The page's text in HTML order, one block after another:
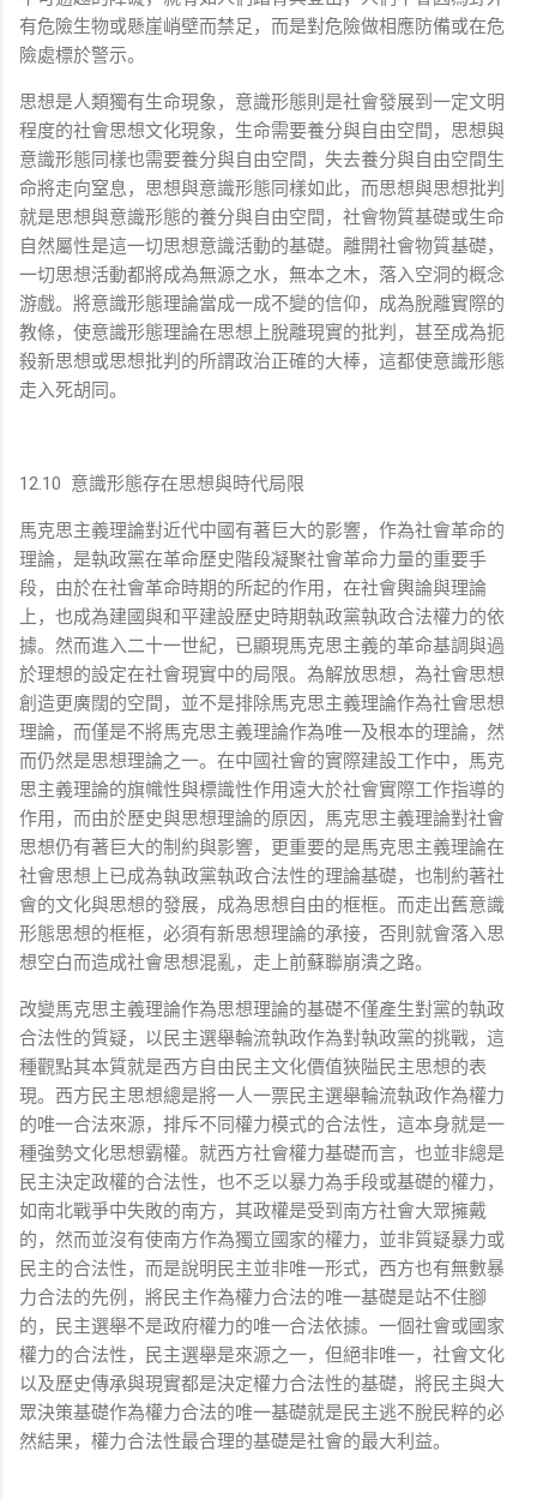
有危險生物或懸崖峭壁而禁足，而是對危險做相應防備或在危
險處標於警示。
思想是人類獨有生命現象，意識形態則是社會發展到一定文明
程度的社會思想文化現象，生命需要養分與自由空間，思想與
意識形態同樣也需要養分與自由空間，失去養分與自由空間生
命將走向窒息，思想與意識形態同樣如此，而思想與思想批判
就是思想與意識形態的養分與自由空間，社會物質基礎或生命
自然屬性是這一切思想意識活動的基礎。離開社會物質基礎，
一切思想活動都將成為無源之水，無本之木，落入空洞的概念
游戲。將意識形態理論當成一成不變的信仰，成為脫離實際的
教條，使意識形態理論在思想上脫離現實的批判，甚至成為扼
殺新思想或思想批判的所謂政治正確的大棒，這都使意識形態
走入死胡同。
12.10 意識形態存在思想與時代局限
馬克思主義理論對近代中國有著巨大的影響，作為社會革命的
理論，是執政黨在革命歷史階段凝聚社會革命力量的重要手
段，由於在社會革命時期的所起的作用，在社會輿論與理論
上，也成為建國與和平建設歷史時期執政黨執政合法權力的依
據。然而進入二十一世紀，已顯現馬克思主義的革命基調與過
於理想的設定在社會現實中的局限。為解放思想，為社會思想
創造更廣闊的空間，並不是排除馬克思主義理論作為社會思想
理論，而僅是不將馬克思主義理論作為唯一及根本的理論，然
而仍然是思想理論之一。在中國社會的實際建設工作中，馬克
思主義理論的旗幟性與標識性作用遠大於社會實際工作指導的
作用，而由於歷史與思想理論的原因，馬克思主義理論對社會
思想仍有著巨大的制約與影響，更重要的是馬克思主義理論在
社會思想上已成為執政黨執政合法性的理論基礎，也制約著社
會的文化與思想的發展，成為思想自由的框框。而走出舊意識
形態思想的框框，必須有新思想理論的承接，否則就會落入思
想空白而造成社會思想混亂，走上前蘇聯崩潰之路。
改變馬克思主義理論作為思想理論的基礎不僅產生對黨的執政
合法性的質疑，以民主選舉輪流執政作為對執政黨的挑戰，這
種觀點其本質就是西方自由民主文化價值狹隘民主思想的表
現。西方民主思想總是將一人一票民主選舉輪流執政作為權力
的唯一合法來源，排斥不同權力模式的合法性，這本身就是一
種強勢文化思想霸權。就西方社會權力基礎而言，也並非總是
民主決定政權的合法性，也不乏以暴力為手段或基礎的權力，
如南北戰爭中失敗的南方，其政權是受到南方社會大眾擁戴
的，然而並沒有使南方作為獨立國家的權力，並非質疑暴力或
民主的合法性，而是說明民主並非唯一形式，西方也有無數暴
力合法的先例，將民主作為權力合法的唯一基礎是站不住腳
的，民主選舉不是政府權力的唯一合法依據。一個社會或國家
權力的合法性，民主選舉是來源之一，但絕非唯一，社會文化
以及歷史傳承與現實都是決定權力合法性的基礎，將民主與大
眾決策基礎作為權力合法的唯一基礎就是民主逃不脫民粹的必
然結果，權力合法性最合理的基礎是社會的最大利益。